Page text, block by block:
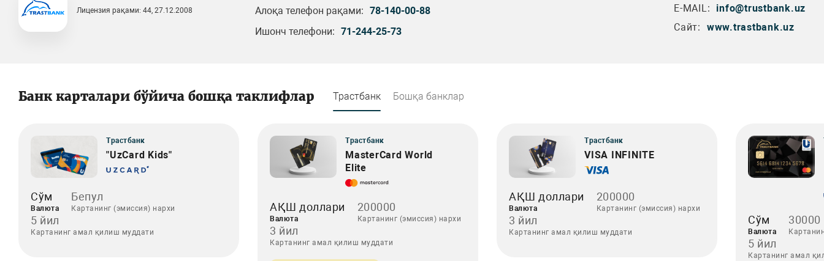
Лицензия рақами: 44, 27.12.2008
Алоқа телефон рақами: 78-140-00-88
Ишонч телефони: 71-244-25-73
E-MAIL:
info@trustbank.uz
Сайт:
www.trastbank.uz
Банк карталари бўйича бошқа таклифлар Трастбанк Бошқа банклар
Трастбанк
"UzCard Kids"
Сўм
Валюта
Бепул
Картанинг (эмиссия) нархи
5 йил
Картанинг амал қилиш муддати
Трастбанк
MasterCard World
Elite
АҚШ доллари
Валюта
200000
Картанинг (эмиссия) нархи
3 йил
Картанинг амал қилиш муддати
Трастбанк
VISA INFINITE
АҚШ доллари
Валюта
200000
Картанинг (эмиссия) нархи
3 йил
Картанинг амал қилиш муддати
Сўм
Валюта
30000
5 йил
Картанинг амал